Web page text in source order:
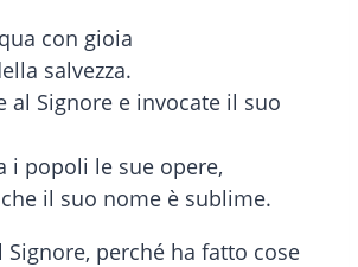
con gioia
salvezza.
al Signore e invocate il suo
i popoli le sue opere,
il suo nome è sublime.
Signore, perché ha fatto cose